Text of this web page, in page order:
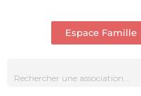
Espace Famille